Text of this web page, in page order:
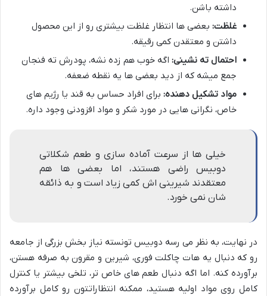
داشته باشن.
غلظت: بعضی ها انتظار غلظت بیشتری رو از این محصول
داشتن و معتقدن کمی رقیقه.
احتمال ته نشینی: اگه خوب هم زده نشه، پودرش ته فنجان
جمع میشه که از دید بعضی ها یه نقطه ضعفه.
مواد تشکیل دهنده: برای افراد حساس به قند یا رژیم های
خاص، نگرانی هایی در مورد شکر و مواد افزودنی وجود داره.
خیلی ها از سرعت آماده سازی و طعم شکلاتی
دوبیس راضی هستند، اما بعضی ها هم
معتقدند شیرینی اش کمی زیاد است و به ذائقه
شان نمی خورد.
در نهایت، به نظر می رسه دوبیس تونسته نیاز بخش بزرگی از جامعه
رو که دنبال یه هات چاکلت فوری، شیرین و مقرون به صرفه هستن،
برآورده کنه. اما اگه دنبال طعم های خاص تر، تلخی بیشتر یا کنترل
کامل روی مواد اولیه هستید، ممکنه انتظاراتتون رو کامل برآورده